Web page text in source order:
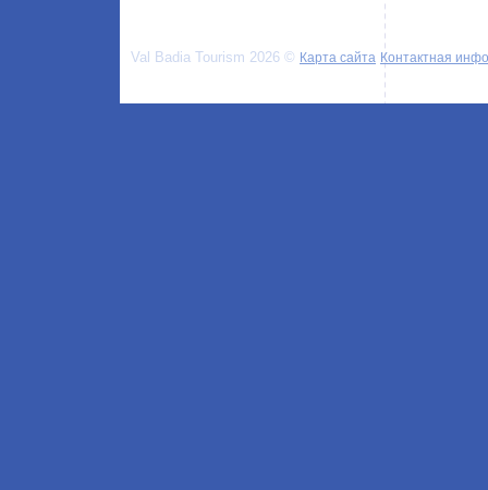
Val Badia Tourism 2026 © Карта сайта Контактная